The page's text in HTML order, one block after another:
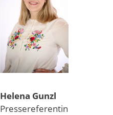
Helena Gunzl
Pressereferentin